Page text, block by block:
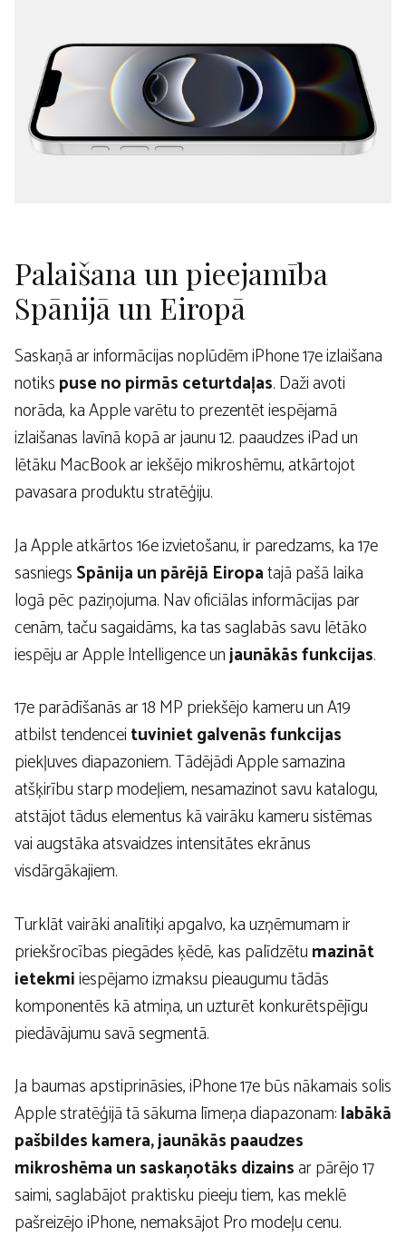
Palaišana un pieejamība
Spānijā un Eiropā
Saskaņā ar informācijas noplūdēm iPhone 17e izlaišana
notikspuse no pirmās ceturtdaļas. Daži avoti
norāda, ka Apple varētu to prezentēt iespējamā
izlaišanas lavīnā kopā ar jaunu 12. paaudzes iPad un
lētāku MacBook ar iekšējo mikroshēmu, atkārtojot
pavasara produktu stratēģiju.
Ja Apple atkārtos 16e izvietošanu, ir paredzams, ka 17e
sasniegsSpānija un pārējā Eiropatajā pašā laika
logā pēc paziņojuma. Nav oficiālas informācijas par
cenām, taču sagaidāms, ka tas saglabās savu lētāko
iespēju ar Apple Intelligence unjaunākās funkcijas.
17e parādīšanās ar 18 MP priekšējo kameru un A19
atbilst tendenceituviniet galvenās funkcijas
piekļuves diapazoniem. Tādējādi Apple samazina
atšķirību starp modeļiem, nesamazinot savu katalogu,
atstājot tādus elementus kā vairāku kameru sistēmas
vai augstāka atsvaidzes intensitātes ekrānus
visdārgākajiem.
Turklāt vairāki analītiķi apgalvo, ka uzņēmumam ir
priekšrocības piegādes ķēdē, kas palīdzētumazināt
ietekmiiespējamo izmaksu pieaugumu tādās
komponentēs kā atmiņa, un uzturēt konkurētspējīgu
piedāvājumu savā segmentā.
Ja baumas apstiprināsies, iPhone 17e būs nākamais solis
Apple stratēģijā tā sākuma līmeņa diapazonam:labākā
pašbildes kamera, jaunākās paaudzes
mikroshēma un saskaņotāks dizainsar pārējo 17
saimi, saglabājot praktisku pieeju tiem, kas meklē
pašreizējo iPhone, nemaksājot Pro modeļu cenu.